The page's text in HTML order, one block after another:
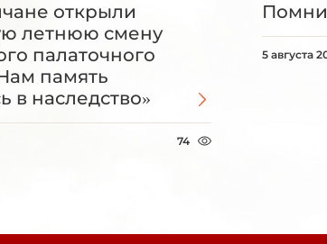
открыли
летнюю смену
палаточного
память
в наследство»
74
5 августа